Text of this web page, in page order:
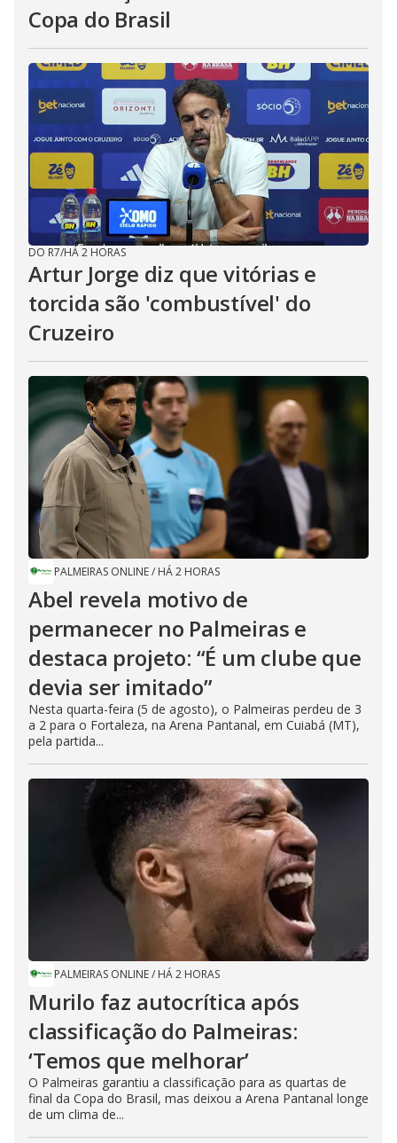
Copa do Brasil
DO R7/HÁ 2 HORAS
Artur Jorge diz que vitórias e
torcida são 'combustível' do
Cruzeiro
PALMEIRAS ONLINE/ HÁ 2 HORAS
Abel revela motivo de
permanecer no Palmeiras e
destaca projeto: “É um clube que
devia ser imitado”
Nesta quarta-feira (5 de agosto), o Palmeiras perdeu de 3
a 2 para o Fortaleza, na Arena Pantanal, em Cuiabá (MT),
pela partida...
PALMEIRAS ONLINE/ HÁ 2 HORAS
Murilo faz autocrítica após
classificação do Palmeiras:
‘Temos que melhorar’
O Palmeiras garantiu a classificação para as quartas de
final da Copa do Brasil, mas deixou a Arena Pantanal longe
de um clima de...